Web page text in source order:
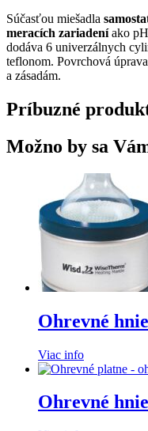
Súčasťou miešadla
meracích zariadeníako pH
dodáva 6 univerzálnych
teflonom. Povrchová
a zásadám.
Príbuzné
Možno by sa
Ohrevné
Viac info
Ohrevné